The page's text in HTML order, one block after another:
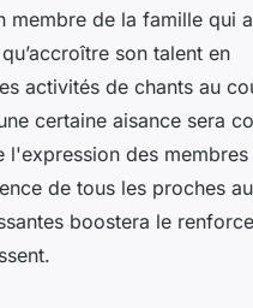
membre de la famille qui
son talent en
activités de chants au
certaine aisance sera
l'expression des membres
de tous les proches
boostera le